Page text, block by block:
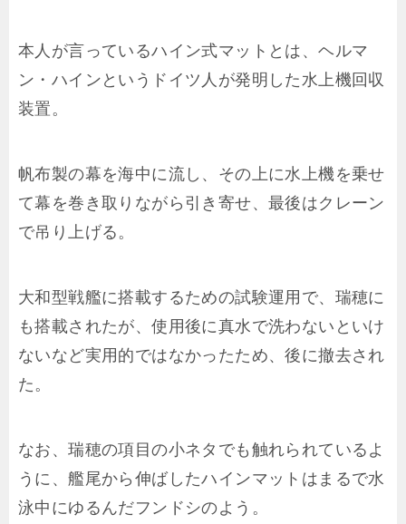
本人が言っているハイン式マットとは、ヘルマ
ン・ハインというドイツ人が発明した水上機回収
装置。
帆布製の幕を海中に流し、その上に水上機を乗せ
て幕を巻き取りながら引き寄せ、最後はクレーン
で吊り上げる。
大和型戦艦に搭載するための試験運用で、瑞穂に
も搭載されたが、使用後に真水で洗わないといけ
ないなど実用的ではなかったため、後に撤去され
た。
なお、瑞穂の項目の小ネタでも触れられているよ
うに、艦尾から伸ばしたハインマットはまるで水
泳中にゆるんだフンドシのよう。